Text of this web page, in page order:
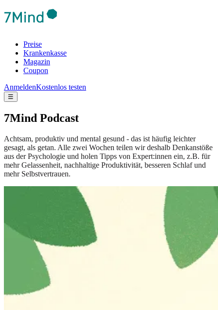
Preise
Krankenkasse
Magazin
Coupon
AnmeldenKostenlos testen
☰
7Mind Podcast
Achtsam, produktiv und mental gesund - das ist häufig leichter
gesagt, als getan. Alle zwei Wochen teilen wir deshalb Denkanstöße
aus der Psychologie und holen Tipps von Expert:innen ein, z.B. für
mehr Gelassenheit, nachhaltige Produktivität, besseren Schlaf und
mehr Selbstvertrauen.